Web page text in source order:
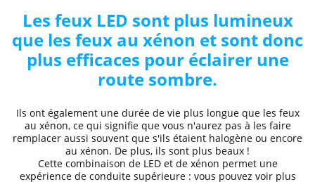
Les feux LED sont plus lumineux
que les feux au xénon et sont donc
plus efficaces pour éclairer une
route sombre.
Ils ont également une durée de vie plus longue que les feux
au xénon, ce qui signifie que vous n'aurez pas à les faire
remplacer aussi souvent que s'ils étaient halogène ou encore
au xénon. De plus, ils sont plus beaux !
Cette combinaison de LED et de xénon permet une
expérience de conduite supérieure: vous pouvez voir plus